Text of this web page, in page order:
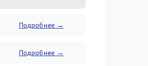
Подробнее →
Подробнее →